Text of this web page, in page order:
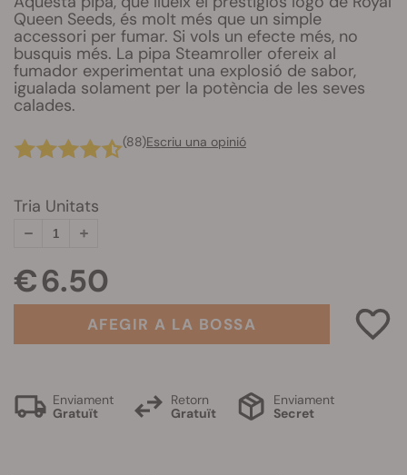
Queen Seeds, és molt més que un simple
accessori per fumar. Si vols un efecte més, no
busquis més. La pipa Steamroller ofereix al
fumador experimentat una explosió de sabor,
igualada solament per la potència de les seves
calades.
(88)Escriu una opinió
Tria Unitats
€ 6.50
AFEGIR A LA BOSSA
Enviament
Gratuït
Retorn
Gratuït
Enviament
Secret